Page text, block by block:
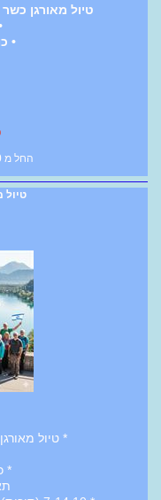
טיול מאורגן כשר
•
החל מ
טיול
* טיול מאורגן
*